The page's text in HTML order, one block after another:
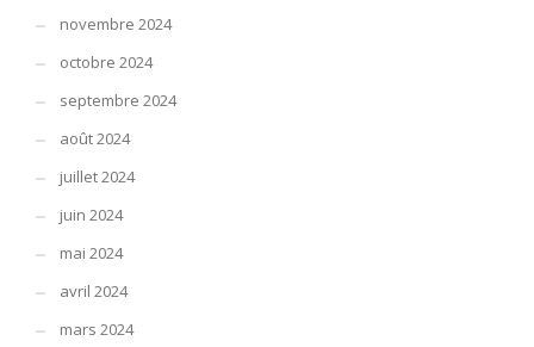
novembre 2024
octobre 2024
septembre 2024
août 2024
juillet 2024
juin 2024
mai 2024
avril 2024
mars 2024